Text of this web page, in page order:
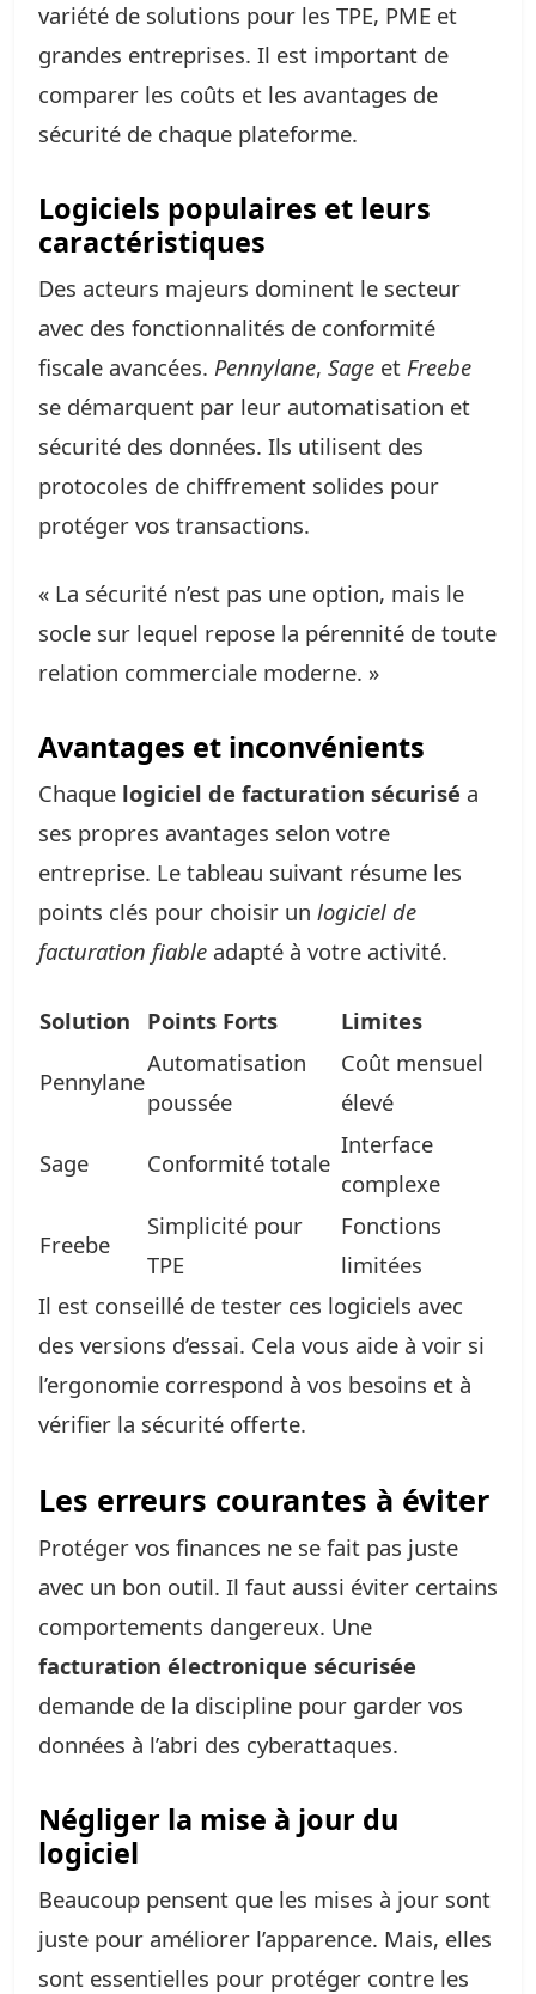
variété de solutions pour les TPE, PME et
grandes entreprises. Il est important de
comparer les coûts et les avantages de
sécurité de chaque plateforme.
Logiciels populaires et leurs
caractéristiques
Des acteurs majeurs dominent le secteur
avec des fonctionnalités de conformité
fiscale avancées. Pennylane, Sage et Freebe
se démarquent par leur automatisation et
sécurité des données. Ils utilisent des
protocoles de chiffrement solides pour
protéger vos transactions.
« La sécurité n’est pas une option, mais le
socle sur lequel repose la pérennité de toute
relation commerciale moderne. »
Avantages et inconvénients
Chaque logiciel de facturation sécurisé a
ses propres avantages selon votre
entreprise. Le tableau suivant résume les
points clés pour choisir un logiciel de
facturation fiable adapté à votre activité.
Solution Points Forts Limites
Pennylane
Automatisation
poussée
Coût mensuel
élevé
Sage Conformité totale
Interface
complexe
Freebe
Simplicité pour
TPE
Fonctions
limitées
Il est conseillé de tester ces logiciels avec
des versions d’essai. Cela vous aide à voir si
l’ergonomie correspond à vos besoins et à
vérifier la sécurité offerte.
Les erreurs courantes à éviter
Protéger vos finances ne se fait pas juste
avec un bon outil. Il faut aussi éviter certains
comportements dangereux. Une
facturation électronique sécurisée
demande de la discipline pour garder vos
données à l’abri des cyberattaques.
Négliger la mise à jour du
logiciel
Beaucoup pensent que les mises à jour sont
juste pour améliorer l’apparence. Mais, elles
sont essentielles pour protéger contre les